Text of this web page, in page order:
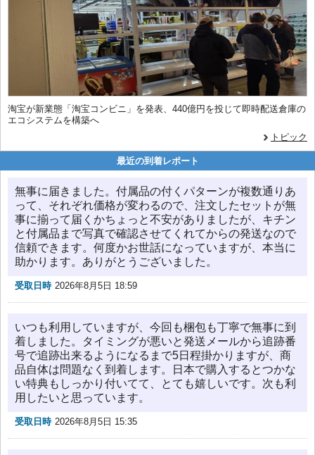
淘宝が新業態「淘宝コンビニ」を発表、440億円を投じて即時配送倉庫の
エコシステムを構築へ
トピック
最近の到着レポート
無事に届きました。付属品の付くパターンが複数通りあ
って、それぞれ価格が変わるので、注文したセットが無
事に揃って届くかちょっと不安がありましたが、キチン
と付属品まで写真で確認させてくれてからの発送なので
信頼できます。何度かお世話になっていますが、本当に
助かります。ありがとうございました。
受取日時 2026年8月5日 18:59
いつも利用していますが、今回も梱包も丁寧で無事に到
着しました。タイミングが悪いと発送メールから追跡番
号で追跡出来るようになるまで5日程掛かりますが、商
品自体は問題なく到着します。日本で購入するとつかな
い特典もしっかり付いてて、とても嬉しいです。次も利
用したいと思っています。
受取日時 2026年8月5日 15:35